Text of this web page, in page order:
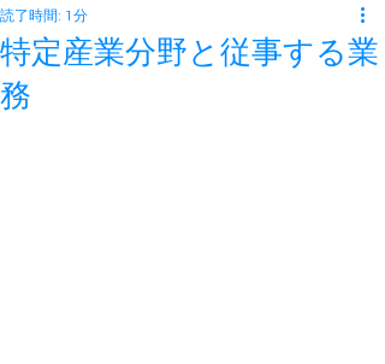
特定産業分野と従事する業
務
読了時間: 1分